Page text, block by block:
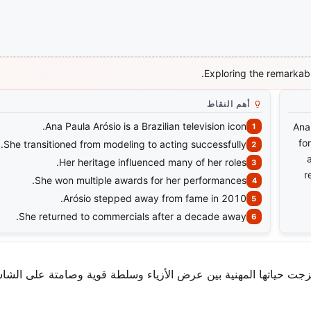
Exploring the
أهم النقاط
Ana Paula Arósio is a Brazilian television icon.
She transitioned from modeling to acting successfully.
Her heritage influenced many of her roles.
She won multiple awards for her performances.
Arósio stepped away from fame in 2010.
She returned to commercials after a decade away.
حياتها المهنية بين عرض الأزياء وسلطة قوية وصامتة على